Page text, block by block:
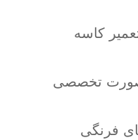
کاسه
تخصصی
فرنگی